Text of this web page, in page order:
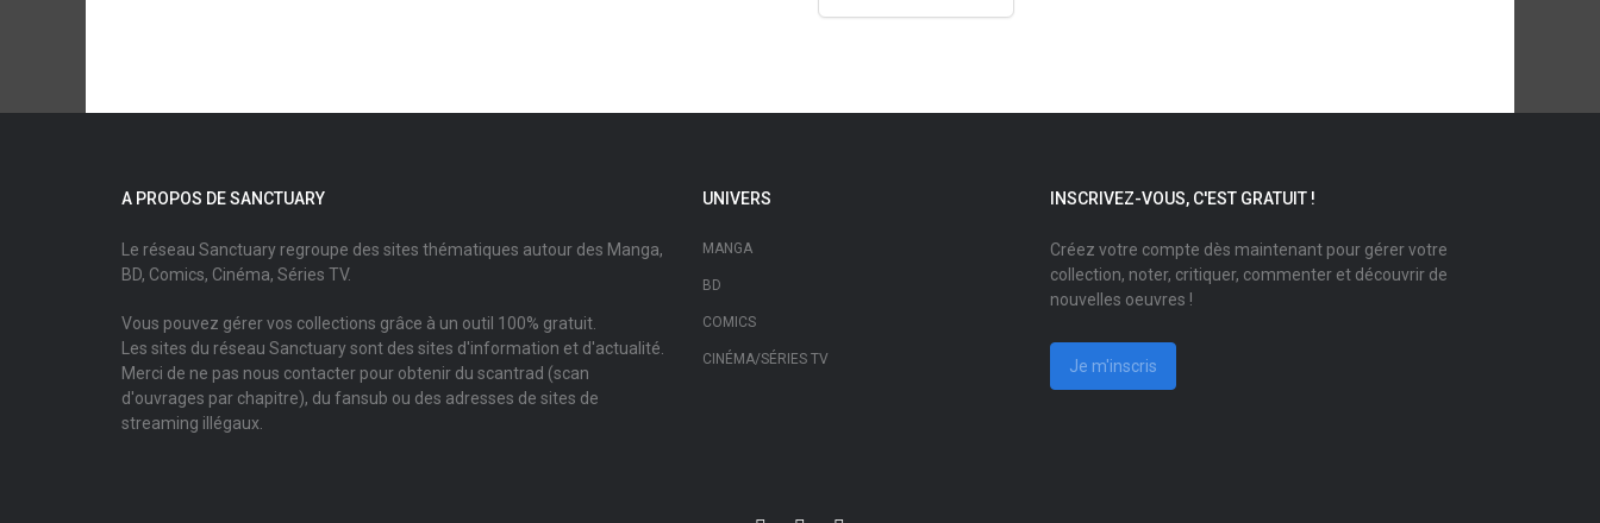
A PROPOS DE SANCTUARY
Le réseau Sanctuary regroupe des sites thématiques autour des Manga,
BD, Comics, Cinéma, Séries TV.
Vous pouvez gérer vos collections grâce à un outil 100% gratuit.
Les sites du réseau Sanctuary sont des sites d'information et d'actualité.
Merci de ne pas nous contacter pour obtenir du scantrad (scan
d'ouvrages par chapitre), du fansub ou des adresses de sites de
streaming illégaux.
UNIVERS
MANGA
BD
COMICS
CINÉMA/SÉRIES TV
INSCRIVEZ-VOUS, C'EST GRATUIT !
Créez votre compte dès maintenant pour gérer votre
collection, noter, critiquer, commenter et découvrir de
nouvelles oeuvres !
Je m'inscris